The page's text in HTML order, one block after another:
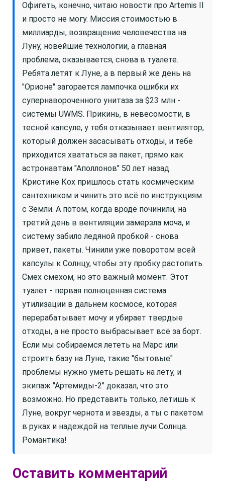
Офигеть, конечно, читаю новости про Artemis II
и просто не могу. Миссия стоимостью в
миллиарды, возвращение человечества на
Луну, новейшие технологии, а главная
проблема, оказывается, снова в туалете.
Ребята летят к Луне, а в первый же день на
"Орионе" загорается лампочка ошибки их
супернавороченного унитаза за $23 млн -
системы UWMS. Прикинь, в невесомости, в
тесной капсуле, у тебя отказывает вентилятор,
который должен засасывать отходы, и тебе
приходится хвататься за пакет, прямо как
астронавтам "Аполлонов" 50 лет назад.
Кристине Кох пришлось стать космическим
сантехником и чинить это всё по инструкциям
с Земли. А потом, когда вроде починили, на
третий день в вентиляции замерзла моча, и
систему забило ледяной пробкой - снова
привет, пакеты. Чинили уже поворотом всей
капсулы к Солнцу, чтобы эту пробку растопить.
Смех смехом, но это важный момент. Этот
туалет - первая полноценная система
утилизации в дальнем космосе, которая
перерабатывает мочу и убирает твердые
отходы, а не просто выбрасывает всё за борт.
Если мы собираемся лететь на Марс или
строить базу на Луне, такие "бытовые"
проблемы нужно уметь решать на лету, и
экипаж "Артемиды-2" доказал, что это
возможно. Но представить только, летишь к
Луне, вокруг чернота и звезды, а ты с пакетом
в руках и надеждой на теплые лучи Солнца.
Романтика!
Оставить комментарий